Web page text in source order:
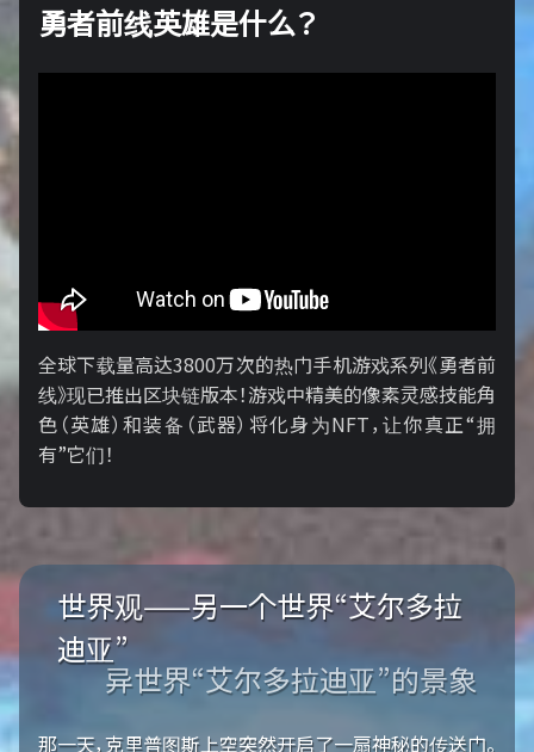
勇者前线英雄是什么？
全球下载量高达3800万次的热门手机游戏系列《勇者前
线》现已推出区块链版本！游戏中精美的像素灵感技能角
色（英雄）和装备（武器）将化身为NFT，让你真正“拥
有”它们！
世界观——另一个世界“艾尔多拉
迪亚”
异世界“艾尔多拉迪亚”的景象
那一天，克里普图斯上空突然开启了一扇神秘的传送门。